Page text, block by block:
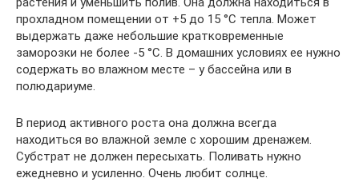
прохладном помещении от +5 до 15 °C тепла. Может
выдержать даже небольшие кратковременные
заморозки не более -5 °C. В домашних условиях ее нужно
содержать во влажном месте – у бассейна или в
полюдариуме.
В период активного роста она должна всегда
находиться во влажной земле с хорошим дренажем.
Субстрат не должен пересыхать. Поливать нужно
ежедневно и усиленно. Очень любит солнце.